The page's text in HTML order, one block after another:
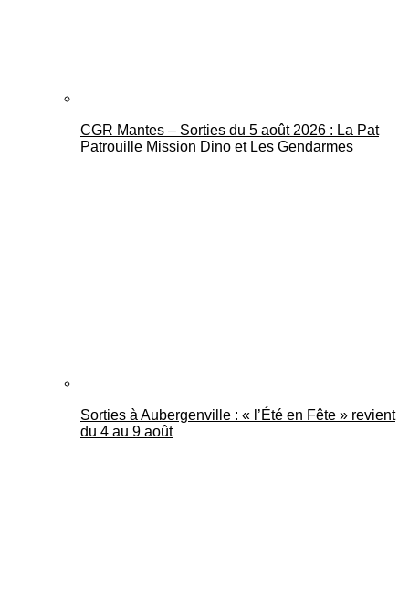
CGR Mantes – Sorties du 5 août 2026 : La Pat
Patrouille Mission Dino et Les Gendarmes
Sorties à Aubergenville : « l’Été en Fête » revient
du 4 au 9 août